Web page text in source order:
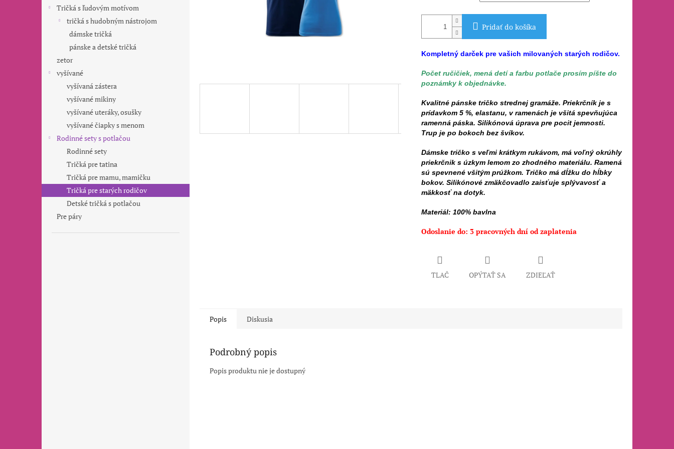
Tričká s ľudovým motívom
tričká s hudobným nástrojom
dámske tričká
pánske a detské tričká
zetor
vyšívané
vyšívaná zástera
vyšívané mikiny
vyšívané uteráky, osušky
vyšívané čiapky s menom
Rodinné sety s potlačou
Rodinné sety
Tričká pre tatina
Tričká pre mamu, mamičku
Tričká pre starých rodičov
Detské tričká s potlačou
Pre páry
Pridať do košíka
Kompletný darček pre vašich milovaných starých rodičov.
Počet ručičiek, mená detí a farbu potlače prosím píšte do
poznámky k objednávke.
Kvalitné pánske tričko strednej gramáže. Priekrčník je s
prídavkom 5 %, elastanu, v ramenách je všitá spevňujúca
ramenná páska. Silikónová úprava pre pocit jemnosti.
Trup je po bokoch bez švíkov.
Dámske tričko s veľmi krátkym rukávom, má voľný okrúhly
priekrčnik s úzkym lemom zo zhodného materiálu. Ramená
sú spevnené všitým prúžkom. Tričko má dĺžku do hĺbky
bokov. Silikónové zmäkčovadlo zaisťuje splývavosť a
mäkkosť na dotyk.
Materiál: 100% bavlna
Odoslanie do: 3 pracovných dní od zaplatenia
TLAČ OPÝTAŤ SA ZDIEĽAŤ
Popis Diskusia
Podrobný popis
Popis produktu nie je dostupný